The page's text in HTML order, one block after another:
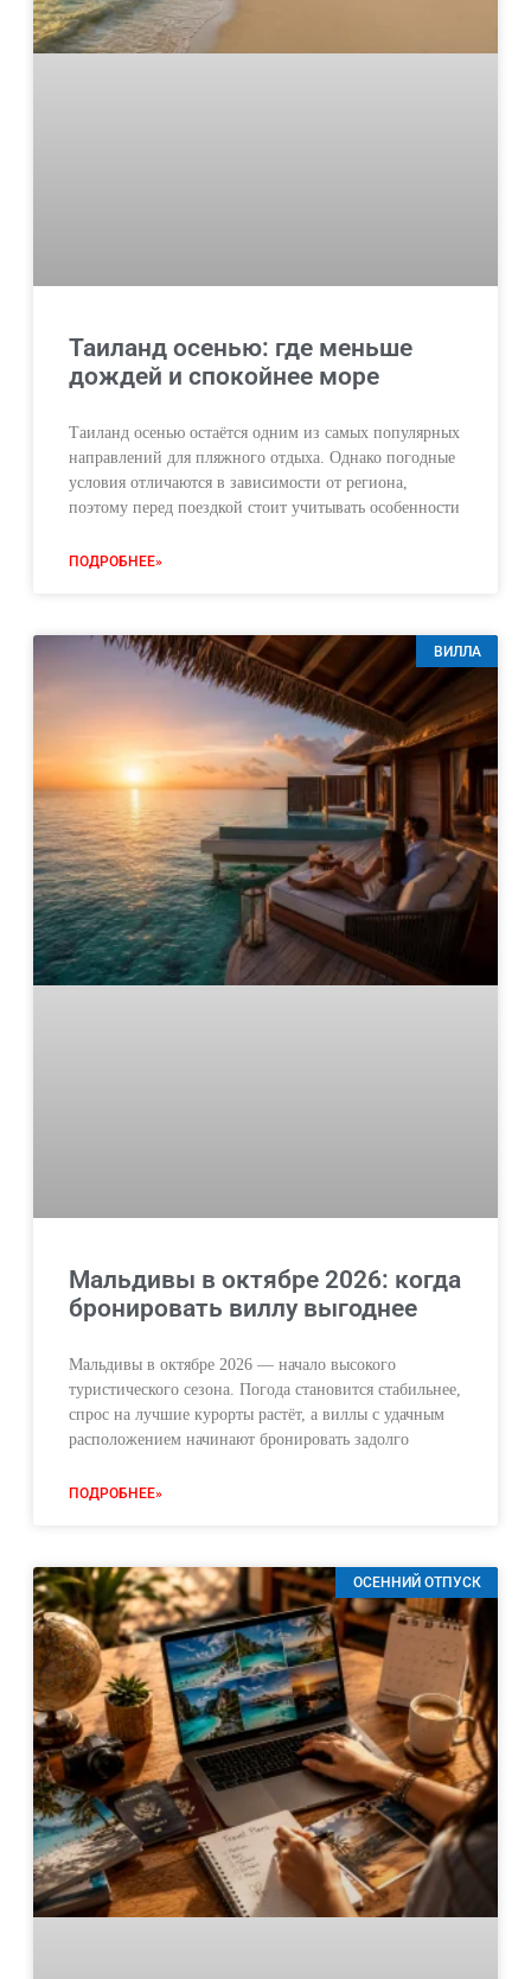
Таиланд осенью: где меньше
дождей и спокойнее море
Таиланд осенью остаётся одним из самых популярных
направлений для пляжного отдыха. Однако погодные
условия отличаются в зависимости от региона,
поэтому перед поездкой стоит учитывать особенности
ПОДРОБНЕЕ»
ВИЛЛА
Мальдивы в октябре 2026: когда
бронировать виллу выгоднее
Мальдивы в октябре 2026 — начало высокого
туристического сезона. Погода становится стабильнее,
спрос на лучшие курорты растёт, а виллы с удачным
расположением начинают бронировать задолго
ПОДРОБНЕЕ»
ОСЕННИЙ ОТПУСК